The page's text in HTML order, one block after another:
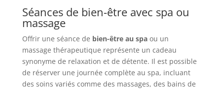
Séances de bien-être avec spa ou
massage
Offrir une séance de bien-être au spaou un
massage thérapeutique représente un cadeau
synonyme de relaxation et de détente. Il est possible
de réserver une journée complète au spa, incluant
des soins variés comme des massages, des bains de